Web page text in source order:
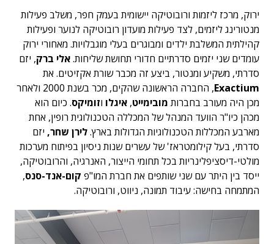
ירוק, מרכז ליזמות ורובוטיקה יישומית בעמק חפר, משלב פעילות
מנטורינג ליזמים, לצד פעילות מועדון רובוטיקה לנוער ופעילות
קהילתית המשלבת ילדים ומבוגרים בעלי מוגבלויות. מאחורי ירוק
עומדים שני יזמים סדרתיים חדורי תחושת שליחות.אלי ברק, יזם
סדרתי, משקיע ומנטור, ביצע זה מכבר שורת אקזיטים. את
Exactium
, החברה הראשונה שהקים, מכר בשנת 2000 ולאחר
מכן היה מעורב בחברות מובימייט, איגלו וזומיקס. כיום הוא
מכהן כיו"ר הוועד המנהל של המכללה הטכנולוגית רופין, אחת
מארבע המכללות הטכנולוגיות הגדולות בארץ.לירן שחר, יזם
סדרתי, בעל קילומטראז' של עשרים שנות ניסיון בפיתוח מערכות
מולטי-דיסציפלינריות בכל תחומי הייצור, האנרגיה, והרובוטיקה,
ייסד בין היתר עם שני שותפים את חברת המו"פ קום-אנד-סנס,
המתמחה בחישה: עיבוד תמונה, ניווט, ורובוטיקה.